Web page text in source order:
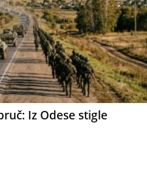
Iz Odese stigle